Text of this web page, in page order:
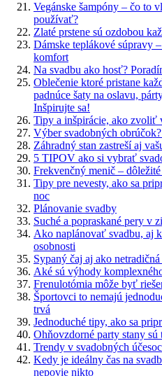
Vegánske šampóny – čo to
používať?
Zlaté prstene sú ozdobou
Dámske teplákové súpravy
komfort
Na svadbu ako hosť?
Oblečenie ktoré pristane
padnúce šaty na oslavu,
Inšpirujte sa!
Tipy a inšpirácie, ako zvoliť
Výber svadobných
Záhradný stan zastreší aj
5 TIPOV ako si vybrať
Frekvenčný menič –
Tipy pre nevesty, ako sa
noc
Plánovanie svadby
Suché a popraskané pery v
Ako naplánovať svadbu, aj
osobnosti
Sypaný čaj aj ako
Aké sú výhody
Frenulotómia môže byť
Športovci to nemajú
trvá
Jednoduché tipy, ako sa
Ohňovzdorné party stany
Trendy v svadobných
Kedy je ideálny čas na
nepovie nikto